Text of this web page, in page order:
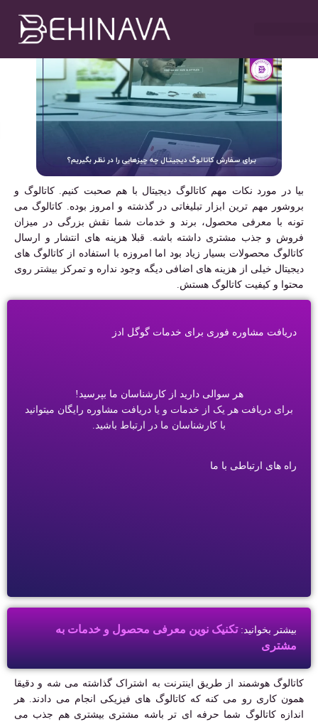
بهمن ۲۳, ۱۴۰۲ ۲:۰۱ ب٫ظ
بیا در مورد نکات مهم کاتالوگ دیجیتال با هم صحبت کنیم. کاتالوگ و
بروشور مهم ترین ابزار تبلیغاتی در گذشته و امروز بوده. کاتالوگ می
تونه با معرفی محصول، برند و خدمات شما نقش بزرگی در میزان
فروش و جذب مشتری داشته باشه. قبلا هزینه های انتشار و ارسال
کاتالوگ محصولات بسیار زیاد بود اما امروزه با استفاده از کاتالوگ های
دیجیتال خیلی از هزینه های اضافی دیگه وجود نداره و تمرکز بیشتر روی
محتوا و کیفیت کاتالوگ هستش.
دریافت مشاوره فوری برای خدمات گوگل ادز
هر سوالی دارید از کارشناسان ما بپرسید!
برای دریافت هر یک از خدمات و یا دریافت مشاوره رایگان میتوانید
با کارشناسان ما در ارتباط باشید.
راه های ارتباطی با ما
بیشتر بخوانید:تکنیک نوین معرفی محصول و خدمات به
مشتری
کاتالوگ هوشمند از طریق اینترنت به اشتراک گذاشته می شه و دقیقا
همون کاری رو می کنه که کاتالوگ های فیزیکی انجام می دادند. هر
اندازه کاتالوگ شما حرفه ای تر باشه مشتری بیشتری هم جذب می